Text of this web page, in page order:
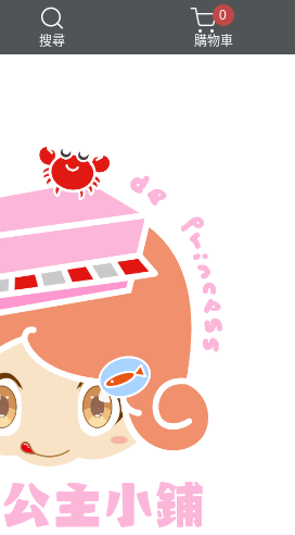
搜尋
0
購物車